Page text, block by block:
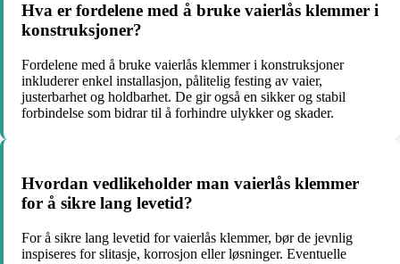
Hva er fordelene med å bruke vaierlås klemmer i
konstruksjoner?
Fordelene med å bruke vaierlås klemmer i konstruksjoner
inkluderer enkel installasjon, pålitelig festing av vaier,
justerbarhet og holdbarhet. De gir også en sikker og stabil
forbindelse som bidrar til å forhindre ulykker og skader.
Hvordan vedlikeholder man vaierlås klemmer
for å sikre lang levetid?
For å sikre lang levetid for vaierlås klemmer, bør de jevnlig
inspiseres for slitasje, korrosjon eller løsninger. Eventuelle